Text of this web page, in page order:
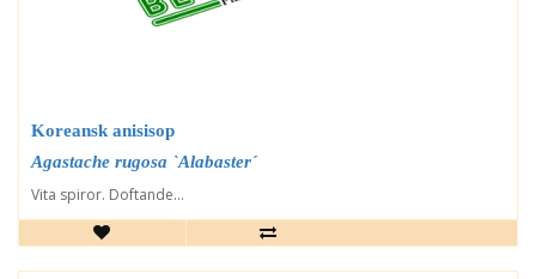
Koreansk anisisop
Agastache rugosa `Alabaster´
Vita spiror. Doftande...